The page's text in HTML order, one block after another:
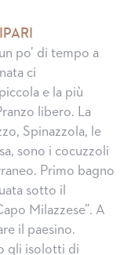
po’ di tempo a
ci
e la più
libero. La
Spinazzola, le
sono i cocuzzoli
Primo bagno
sotto il
Milazzese”. A
il paesino.
gli isolotti di